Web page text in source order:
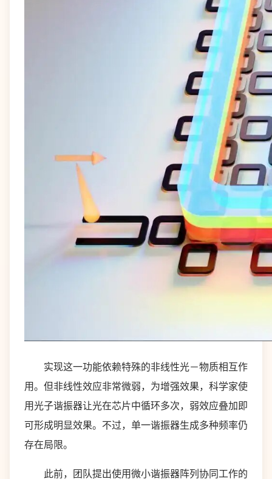
实现这一功能依赖特殊的非线性光－物质相互作
用。但非线性效应非常微弱，为增强效果，科学家使
用光子谐振器让光在芯片中循环多次，弱效应叠加即
可形成明显效果。不过，单一谐振器生成多种频率仍
存在局限。
此前，团队提出使用微小谐振器阵列协同工作的